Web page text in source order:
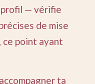
profil — vérifie
de mise
point ayant
ta